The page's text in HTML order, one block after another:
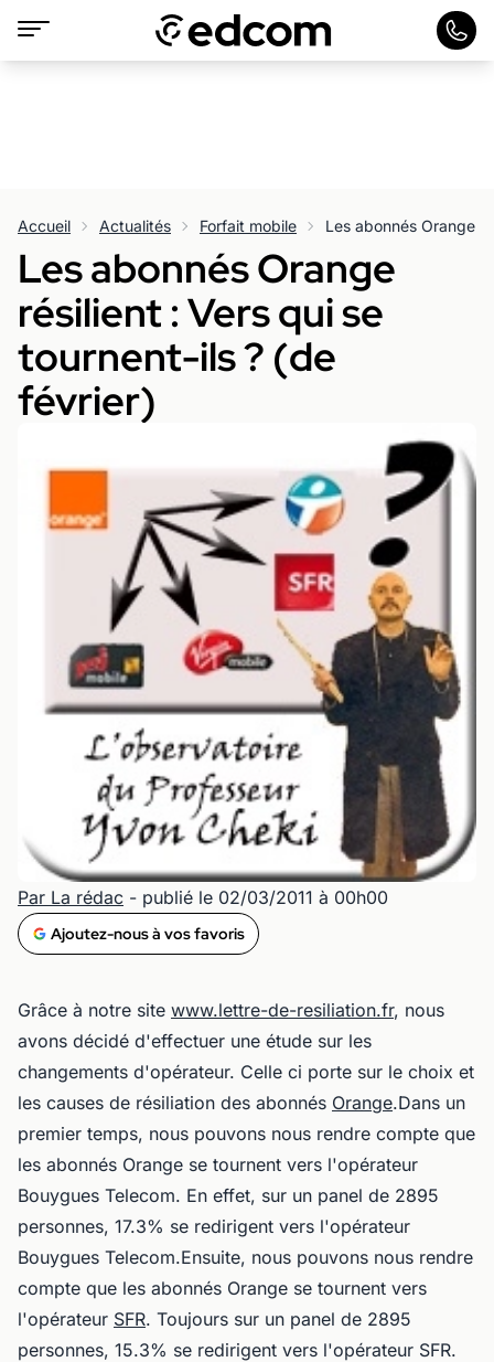
Accueil Actualités Forfait mobile
Les abonnés Orange
résilient : Vers qui se
tournent-ils ? (de
février)
Par La rédac - publié le 02/03/2011 à 00h00
Ajoutez-nous à vos favoris
Grâce à notre site www.lettre-de-resiliation.fr, nous
avons décidé d'effectuer une étude sur les
changements d'opérateur. Celle ci porte sur le choix et
les causes de résiliation des abonnés Orange.Dans un
premier temps, nous pouvons nous rendre compte que
les abonnés Orange se tournent vers l'opérateur
Bouygues Telecom. En effet, sur un panel de 2895
personnes, 17.3% se redirigent vers l'opérateur
Bouygues Telecom.Ensuite, nous pouvons nous rendre
compte que les abonnés Orange se tournent vers
l'opérateur SFR. Toujours sur un panel de 2895
personnes, 15.3% se redirigent vers l'opérateur SFR.